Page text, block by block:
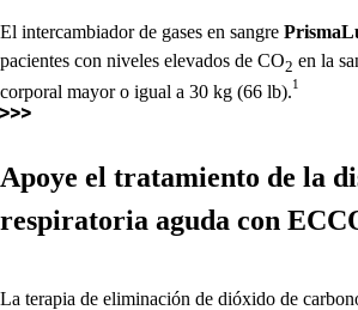
El intercambiador de gases en sangre
pacientes con niveles elevados de CO2 en la
corporal mayor o igual a 30 kg (66 lb).1
Apoye el tratamiento de la
respiratoria aguda con
La terapia de eliminación de dióxido de